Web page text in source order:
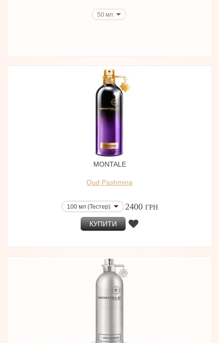
50 мл
MONTALE
Oud Pashmina
100 мл (Тестер) 2400 ГРН
КУПИТИ